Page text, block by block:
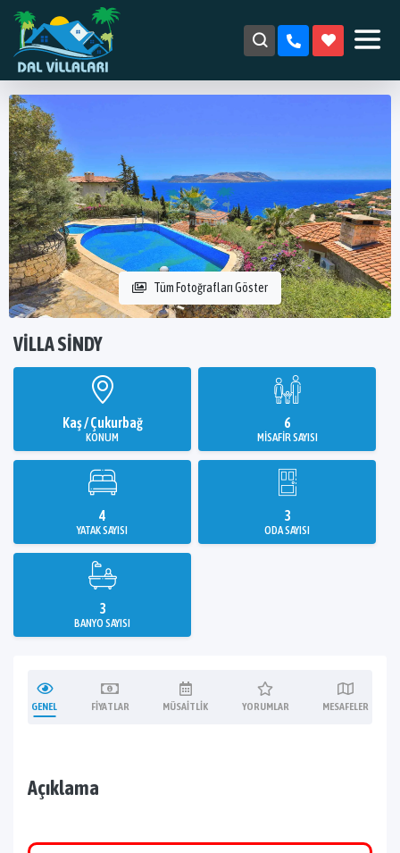
Tüm Fotoğrafları Göster
VILLA SINDY
Kaş / Çukurbağ
KONUM
6
MISAFIR SAYISI
4
YATAK SAYISI
3
ODA SAYISI
3
BANYO SAYISI
GENEL FIYATLAR MÜSAITLIK YORUMLAR MESAFELER
Açıklama